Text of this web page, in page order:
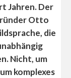
Jahren. Der
Otto
die
Nicht, um
komplexes